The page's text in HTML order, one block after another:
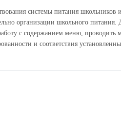
системы питания
организации школьного питания.
с содержанием меню, проводить
и соответствия